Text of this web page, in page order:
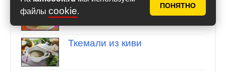
файлы cookie.
ПОНЯТНО
Арахисовый соус к мясу
Ткемали из киви